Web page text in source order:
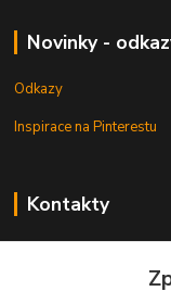
Novinky -
Odkazy
Inspirace na Pinterestu
Kontakty
Petr Pešek
+420 608 835